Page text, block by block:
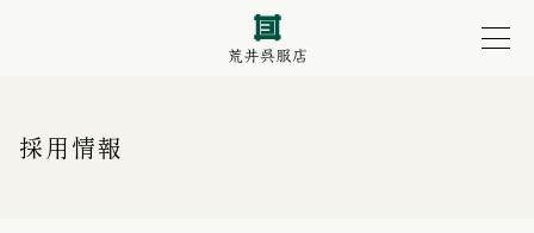
採用情報